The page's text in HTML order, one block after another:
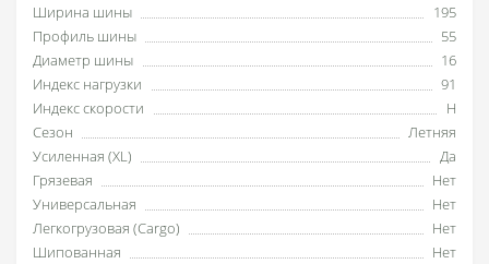
Ширина шины
195
Профиль шины
55
Диаметр шины
16
Индекс нагрузки
91
Индекс скорости
H
Сезон
Летняя
Усиленная (XL)
Да
Грязевая
Нет
Универсальная
Нет
Легкогрузовая (Cargo)
Нет
Шипованная
Нет